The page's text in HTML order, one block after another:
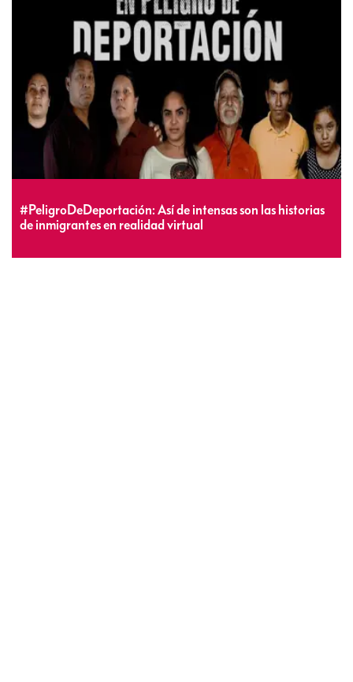
#PeligroDeDeportación: Así de intensas son las historias
de inmigrantes en realidad virtual